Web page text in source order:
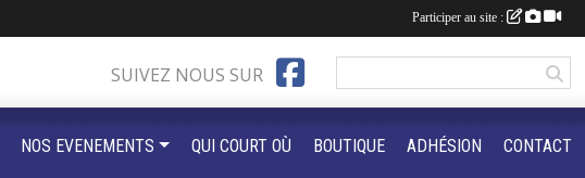
SUIVEZ NOUS SUR
NOS EVENEMENTS QUI COURT OÙ BOUTIQUE ADHÉSION CONTACT
Participer au site :